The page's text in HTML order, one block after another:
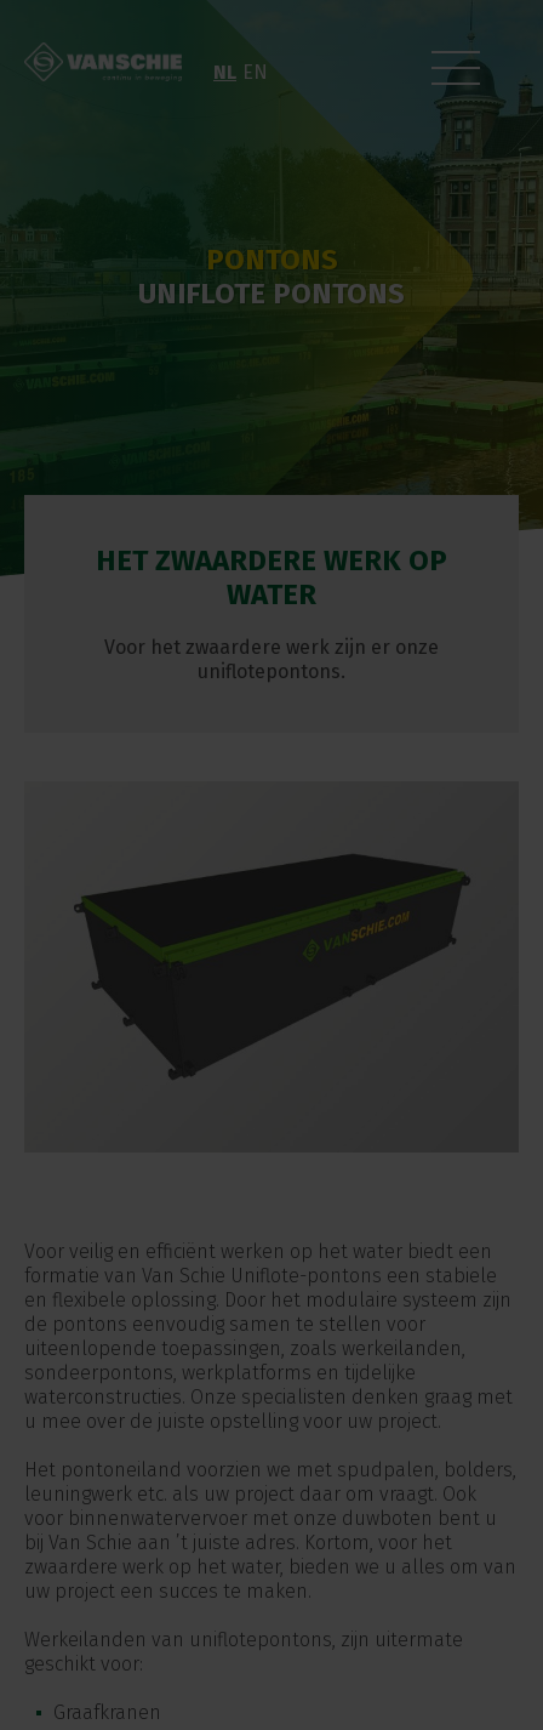
NL EN
PONTONS
UNIFLOTE PONTONS
HET ZWAARDERE WERK OP
WATER
Voor het zwaardere werk zijn er onze
uniflotepontons.
Voor veilig en efficiënt werken op het water biedt een
formatie van Van Schie Uniflote-pontons een stabiele
en flexibele oplossing. Door het modulaire systeem zijn
de pontons eenvoudig samen te stellen voor
uiteenlopende toepassingen, zoals werkeilanden,
sondeerpontons, werkplatforms en tijdelijke
waterconstructies. Onze specialisten denken graag met
u mee over de juiste opstelling voor uw project.
Het pontoneiland voorzien we met spudpalen, bolders,
leuningwerk etc. als uw project daar om vraagt. Ook
voor binnenwatervervoer met onze duwboten bent u
bij Van Schie aan ’t juiste adres. Kortom, voor het
zwaardere werk op het water, bieden we u alles om van
uw project een succes te maken.
Werkeilanden van uniflotepontons, zijn uitermate
geschikt voor:
Graafkranen